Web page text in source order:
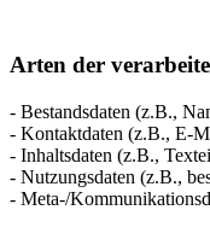
Arten der
- Bestandsdaten (z.B.,
- Kontaktdaten (z.B., E-
- Inhaltsdaten (z.B.,
- Nutzungsdaten (z.B.,
- Meta-/